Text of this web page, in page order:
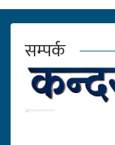
सम्पर्क